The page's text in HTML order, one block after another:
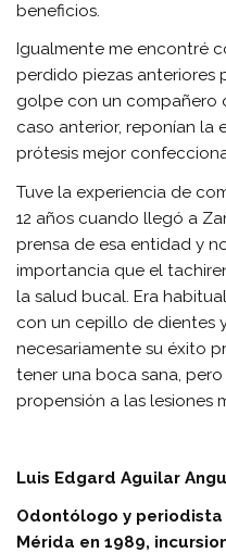
beneficios.
Igualmente me encontré
perdido piezas anteriores
golpe con un compañero
caso anterior, reponían la
prótesis mejor
Tuve la experiencia de
12 años cuando llegó a
prensa de esa entidad y
importancia que el
la salud bucal. Era
con un cepillo de dientes
necesariamente su éxito
tener una boca sana,
propensión a las lesiones
Luis Edgard Aguilar
Odontólogo y periodista
Mérida en 1989,